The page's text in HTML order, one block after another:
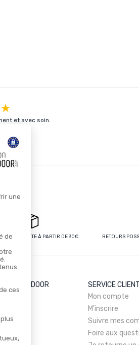
et avec soin.
GRATUITE À PARTIR DE 30€ RETOURS
OUTDOOR
SERVICE CLIENT
Mon compte
M'inscrire
Suivre mes
Foire aux